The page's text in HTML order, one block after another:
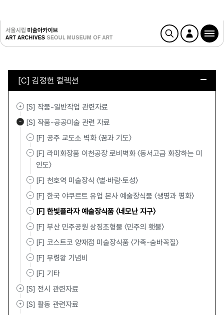
[C] 김정헌 컬렉션
[S] 작품-일반작업 관련자료
[S] 작품-공공미술 관련 자료
[F] 공주 교도소 벽화 〈꿈과 기도〉
[F] 라미화장품 이천공장 로비벽화 〈동서고금 화장하는 미
인도〉
[F] 천호역 미술장식 〈별·바람·토성〉
[F] 한국 야쿠르트 유업 본사 예술장식품 〈생명과 평화〉
[F] 한빛플라자 예술장식품 〈네모난 지구〉
[F] 부산 민주공원 상징조형물 〈민주의 횃불〉
[F] 코스트코 양재점 미술장식품 〈가족-숨바꼭질〉
[F] 무령왕 기념비
[F] 기타
[S] 전시 관련자료
[S] 활동 관련자료